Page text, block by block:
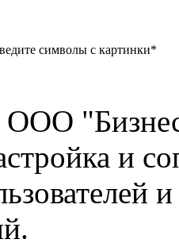
символы с картинки*
и